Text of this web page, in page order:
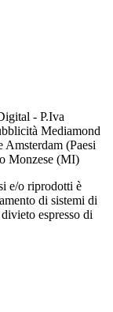
- P.Iva
Mediamond
(Paesi
Monzese (MI)
e/o riprodotti è
di sistemi di
espresso di